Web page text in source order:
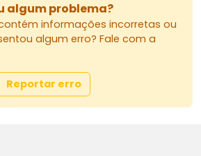
algum problema?
informações incorretas ou
algum erro? Fale com a
Reportar erro